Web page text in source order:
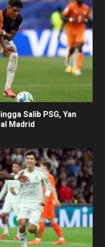
Salib PSG, Yan
Madrid